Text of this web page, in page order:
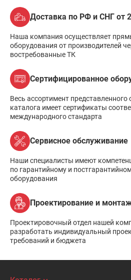
Доставка по РФ и СНГ от
Наша компания осуществляет
оборудования от производителей
востребованные ТК
Сертифицированное
Весь ассортимент
каталога имеет сертификаты
международного стандарта
Сервисное обслуживание
Наши специалисты имеют
по гарантийному и
оборудования
Проектирование и
Проектировочный отдел нашей
разработать индивидуальный
требований и бюджета